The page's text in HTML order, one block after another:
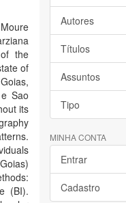
the
of
Sao
its
(BI).
Autores
Títulos
Assuntos
Tipo
MINHA CONTA
Entrar
Cadastro